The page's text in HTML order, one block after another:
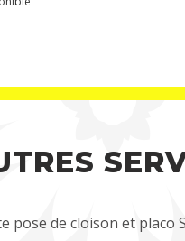
pose de cloison et placo